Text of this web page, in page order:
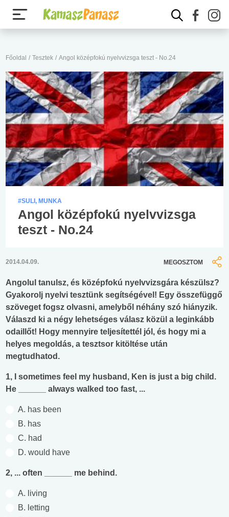
Főoldal / Tesztek / Angol középfokú nyelvvizsga teszt - No.24
#SULI, MUNKA
Angol középfokú nyelvvizsga
teszt - No.24
2014.04.09. MEGOSZTOM
Angolul tanulsz, és középfokú nyelvvizsgára készülsz?
Gyakorolj nyelvi tesztünk segítségével! Egy összefüggő
szöveget fogsz olvasni, amelyből néhány szó hiányzik.
Válaszd ki a négy lehetséges válasz közül a leginkább
odaillőt! Hogy mennyire teljesítettél jól, és hogy mi a
helyes megoldás, a tesztsor kitöltése után
megtudhatod.
1, I sometimes feel my husband, Ken is just a big child.
He ______ always walked too fast, ...
A. has been
B. has
C. had
D. would have
2, ... often ______ me behind.
A. living
B. letting